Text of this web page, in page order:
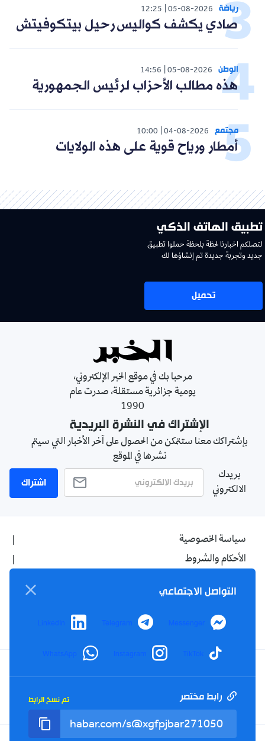
رياضة 05-08-2026
12:25
صادي يكشف كواليس رحيل بيتكوفيتش
الوطن 05-08-2026
14:56
هذه مطالب الأحزاب لرئيس الجمهورية
مجتمع 04-08-2026
10:00
أمطار ورياح قوية على هذه الولايات
تطبيق الهاتف الذكي
لتصلكم اخبارنا لحظة بلحظة حملوا تطبيق
جديد وتجربة جديدة تم إنشاؤها لك
تحميل
مرحبا بك في موقع الخبر الإلكتروني،
يومية جزائرية مستقلة، صدرت عام
1990
الإشتراك في النشرة البريدية
بإشتراكك معنا ستتمكن من الحصول على آخر الأخبار التي سيتم
نشرها في الموقع
بريدك
الالكتروني
اشتراك
سياسة الخصوصية
الأحكام والشروط
اتصل بنا
من نحن
Facebook
YouTube
TikTok
Twitter
Tel : +213(0)023 31 69 04 - eMail :info@elkhabar.com
التواصل الاجتماعي
Messenger
Telegram
LinkedIn
TikTok
Instagram
WhatsApp
رابط مختصر تم نسخ الرابط